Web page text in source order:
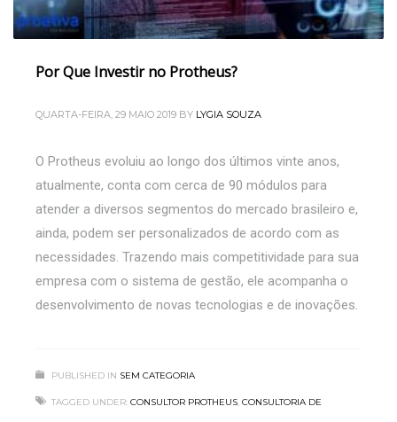
Por Que Investir no Protheus?
QUARTA-FEIRA, 29 MAIO 2019 BY LYGIA SOUZA
O Protheus evoluiu ao longo dos últimos vinte anos,
atualmente, conta com cerca de 90 módulos para
atender a diversos segmentos do mercado brasileiro e,
ainda, podem ser personalizados de acordo com as
necessidades. Trazendo mais competitividade para sua
empresa com o sistema de gestão, ele acompanha o
desenvolvimento de novas tecnologias e de inovações.
PUBLISHED IN SEM CATEGORIA
TAGGED UNDER: CONSULTOR PROTHEUS, CONSULTORIA DE